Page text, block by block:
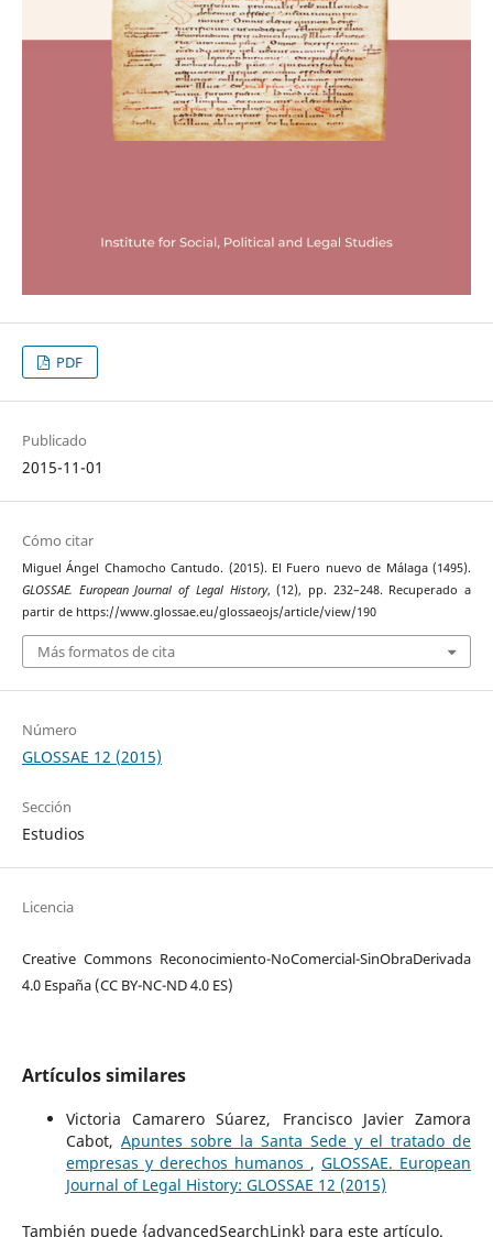
PDF
Publicado
2015-11-01
Cómo citar
Miguel Ángel Chamocho Cantudo. (2015). El Fuero nuevo de Málaga (1495).
GLOSSAE. European Journal of Legal History, (12), pp. 232–248. Recuperado a
partir de https://www.glossae.eu/glossaeojs/article/view/190
Más formatos de cita
Número
GLOSSAE 12 (2015)
Sección
Estudios
Licencia
Creative Commons Reconocimiento-NoComercial-SinObraDerivada
4.0 España (CC BY-NC-ND 4.0 ES)
Artículos similares
Victoria Camarero Súarez, Francisco Javier Zamora
Cabot, Apuntes sobre la Santa Sede y el tratado de
empresas y derechos humanos ,GLOSSAE. European
Journal of Legal History: GLOSSAE 12 (2015)
También puede {advancedSearchLink} para este artículo.